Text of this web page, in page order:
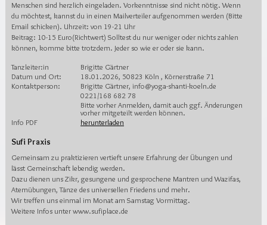
Menschen sind herzlich eingeladen. Vorkenntnisse sind nicht nötig. Wenn
du möchtest, kannst du in einen Mailverteiler aufgenommen werden (Bitte
Email schicken). Uhrzeit: von 19-21 Uhr
Beitrag: 10-15 Euro(Richtwert) Solltest du nur weniger oder nichts zahlen
können, komme bitte trotzdem. Jeder so wie er oder sie kann.
Tanzleiter:in
Brigitte Gärtner
Datum und Ort:
18.01.2026, 50823 Köln , Körnerstraße 71
Kontaktperson:
Brigitte Gärtner, info@yoga-shanti-koeln.de
0221/168 682 78
Bitte vorher Anmelden, damit auch ggf. Änderungen
vorher mitgeteilt werden können.
Info PDF
herunterladen
Sufi Praxis
Gemeinsam zu praktizieren vertieft unsere Erfahrung der Übungen und
lässt Gemeinschaft lebendig werden.
Dazu dienen uns Zikr, gesungene und gesprochene Mantren und Wazifas,
Atemübungen, Tänze des universellen Friedens und mehr.
Wir treffen uns einmal im Monat am Samstag Vormittag.
Weitere Infos unter www.sufiplace.de